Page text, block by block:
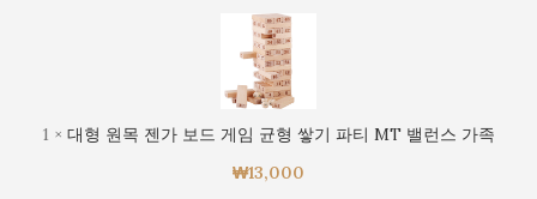
쌓
기
파
티
MT
밸
형
원
목
젠
보
드
1 × 대형 원목 젠가 보드 게임 균형 쌓기 파티 MT 밸런스 가족
₩13,000